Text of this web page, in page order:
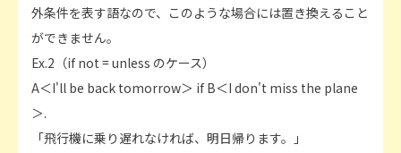
外条件を表す語なので、このような場合には置き換えること
ができません。
Ex.2（if not = unless のケース）
A＜I'll be back tomorrow＞ if B＜I don't miss the plane
＞.
「飛行機に乗り遅れなければ、明日帰ります。」